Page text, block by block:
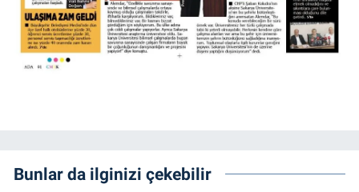
Bunlar da ilginizi çekebilir